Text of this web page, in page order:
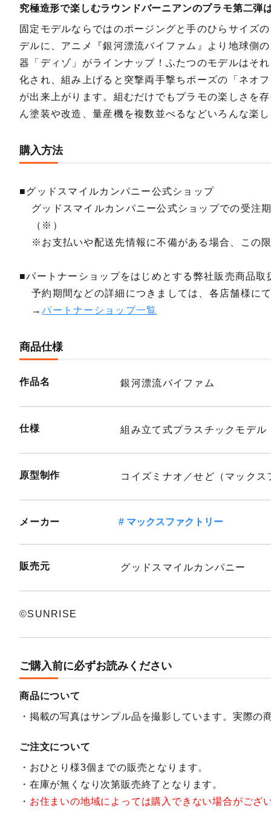
究極造形で楽しむラウンドバーニアンのプラモ第二弾
固定モデルならではのポージングと手のひらサイズ
デルに、アニメ『銀河漂流バイファム』より地球側
器「ディゾ」がラインナップ！ふたつのモデルはそ
化され、組み上げると突撃両手撃ちポーズの「ネオ
が出来上がります。組むだけでもプラモの楽しさを
ん塗装や改造、量産機を複数並べるなどいろんな楽
購入方法
■グッドスマイルカンパニー公式ショップ
グッドスマイルカンパニー公式ショップでの受注
（※）
※お支払いや配送先情報に不備がある場合、この
■パートナーショップをはじめとする弊社販売商品取
予約期間などの詳細につきましては、各店舗様に
→パートナーショップ一覧
商品仕様
作品名 銀河漂流バイファム
仕様 組み立て式プラスチックモデ
原型制作 コイズミナオ／せど（マックス
メーカー マックスファクトリー
販売元 グッドスマイルカンパニー
©︎SUNRISE
ご購入前に必ずお読みください
商品について
掲載の写真はサンプル品を撮影しています。実際の
ご注文について
おひとり様3個までの販売となります。
在庫が無くなり次第販売終了となります。
お住まいの地域によっては購入できない場合がござ